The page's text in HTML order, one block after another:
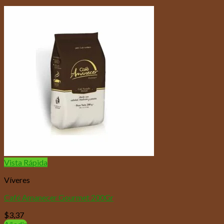
Vista Rápida
Víveres
Café Amanecer Gourmet 200Gr
$3,37